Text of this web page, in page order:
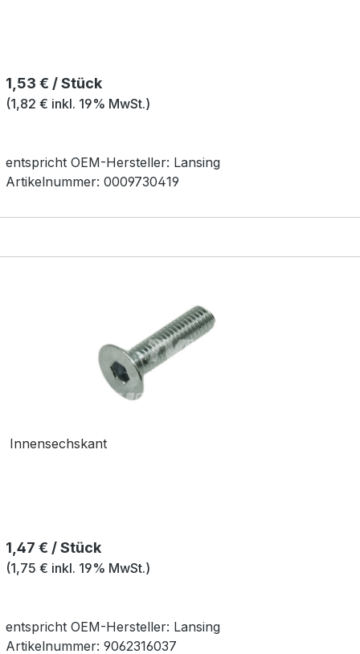
Regulärer Preis:
1,53 € / Stück
(1,82 € inkl. 19% MwSt.)
entspricht OEM-Hersteller: Lansing
Artikelnummer: 0009730419
Innensechskant
Regulärer Preis:
1,47 € / Stück
(1,75 € inkl. 19% MwSt.)
entspricht OEM-Hersteller: Lansing
Artikelnummer: 9062316037